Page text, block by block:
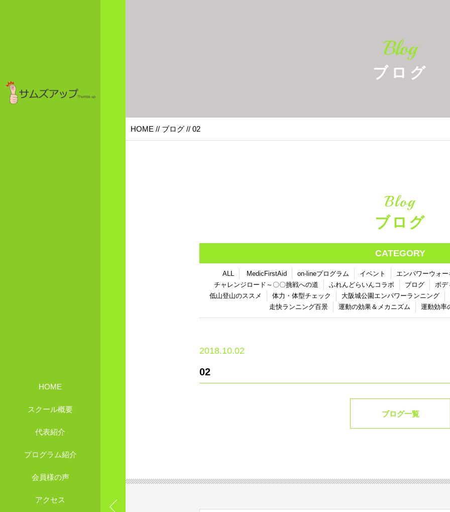
HOME
スクール概要
代表紹介
プログラム紹介
会員様の声
アクセス
Blog
ブログ
HOME // ブログ // 02
Blog
ブログ
CATEGORY
ALL MedicFirstAid on-lineプログラム イベント エンパワーウォ
チャレンジロード～〇〇挑戦への道
ふれんどらいんコラボ ブログ ボデ
低山登山のススメ
体力・体型チェック 大阪城公園エンパワーランニング
走快ランニング百景
運動の効果＆メカニズム 運動効率
2018.10.02
02
ブログ一覧